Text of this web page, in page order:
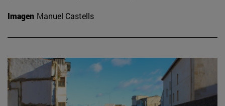
Imagen Manuel Castells